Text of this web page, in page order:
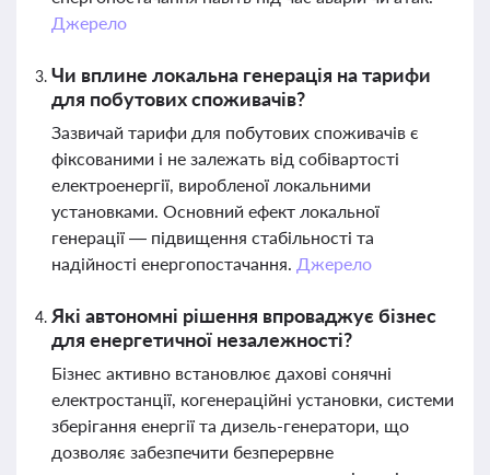
Джерело
Чи вплине локальна генерація на тарифи
для побутових споживачів?
Зазвичай тарифи для побутових споживачів є
фіксованими і не залежать від собівартості
електроенергії, виробленої локальними
установками. Основний ефект локальної
генерації — підвищення стабільності та
надійності енергопостачання. Джерело
Які автономні рішення впроваджує бізнес
для енергетичної незалежності?
Бізнес активно встановлює дахові сонячні
електростанції, когенераційні установки, системи
зберігання енергії та дизель-генератори, що
дозволяє забезпечити безперервне